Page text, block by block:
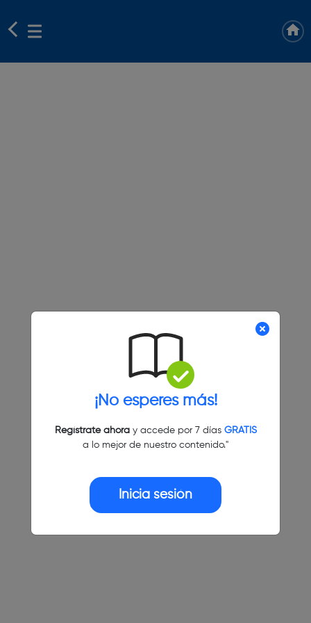
¡No esperes más!
Regístrate ahoray accede por 7 días GRATIS
a lo mejor de nuestro contenido."
Inicia sesión